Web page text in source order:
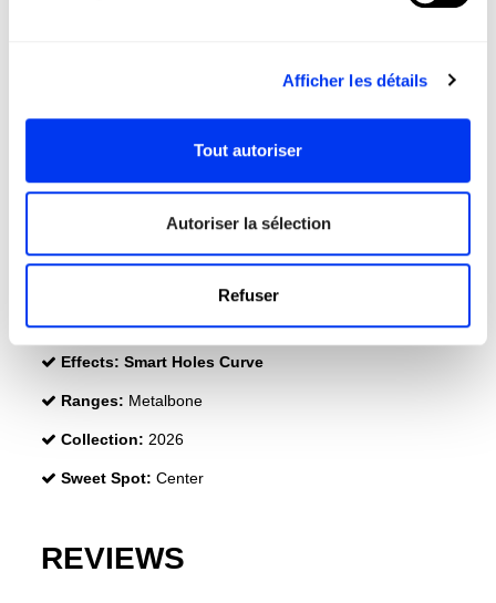
Afficher les détails
Tout autoriser
Autoriser la sélection
Refuser
345-360 Gr (Light Weight)
Durability : Structural Reinforcement
Effects: Smart Holes Curve
Ranges: Metalbone
Collection: 2026
Sweet Spot: Center
REVIEWS